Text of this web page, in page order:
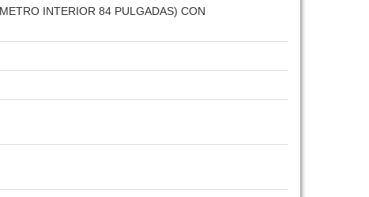
INTERIOR 84 PULGADAS) CON